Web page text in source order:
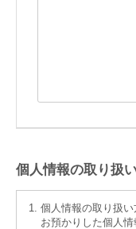
個人情報の取り扱
個人情報の取り扱い
お預かりした個人